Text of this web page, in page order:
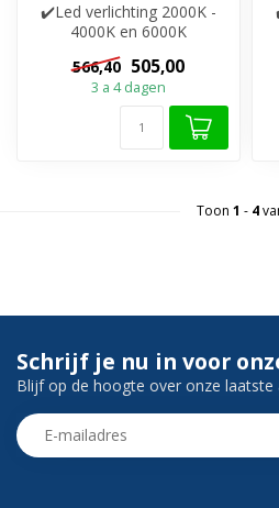
✔️Led verlichting 2000K -
4000K en 6000K
✔️Spiegelverwarming
✔️Touch bediening ✔...
566,40 505,00
3 a 4 dagen
Toon 1 - 4
Schrijf je nu in voor
Blijf op de hoogte over onze laatste